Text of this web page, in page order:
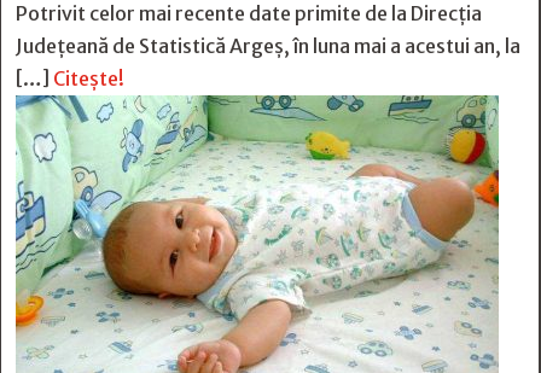
Potrivit celor mai recente date primite de la Direcția
Județeană de Statistică Argeș, în luna mai a acestui an, la
[…] Citește!